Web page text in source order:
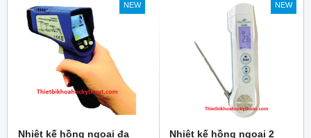
NEW
Nhiệt kế hồng ngoại đa
NEW
Nhiệt kế hồng ngoại 2